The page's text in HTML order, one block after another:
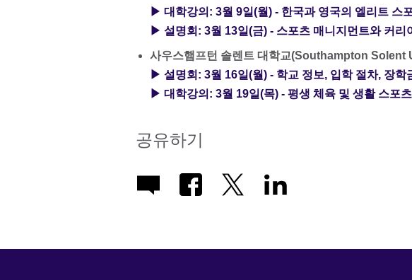
▶ 대학강의: 3월 9일(월) - 한국과 영국의 엘리트 스
▶ 설명회: 3월 13일(금) - 스포츠 매니지먼트와 커리
사우스햄프턴 솔렌트 대학교(Southampton Solent
▶ 설명회: 3월 16일(월) - 학교 정보, 입학 절차, 장학
▶ 대학강의: 3월 19일(목) - 평생 체육 및 생활 스포
공유하기